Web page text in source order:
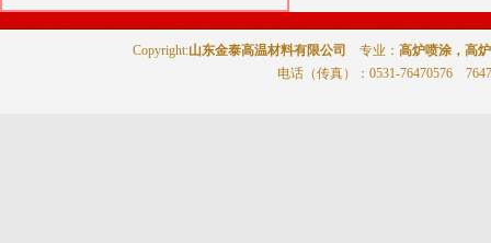
Copyright:山东金泰高温材料有限公司 专业： 高炉喷涂，高
电话（传真）
：0531-76470576